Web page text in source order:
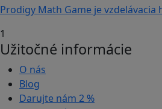
Prodigy Math Game je
1
Užitočné informácie
O nás
Blog
Darujte nám 2 %